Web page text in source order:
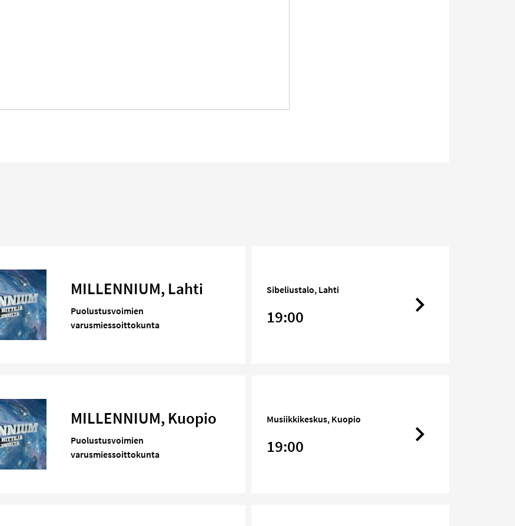
MILLENNIUM, Lahti
Puolustusvoimien
varusmiessoittokunta
Sibeliustalo, Lahti
19:00
MILLENNIUM, Kuopio
Puolustusvoimien
varusmiessoittokunta
Musiikkikeskus, Kuopio
19:00